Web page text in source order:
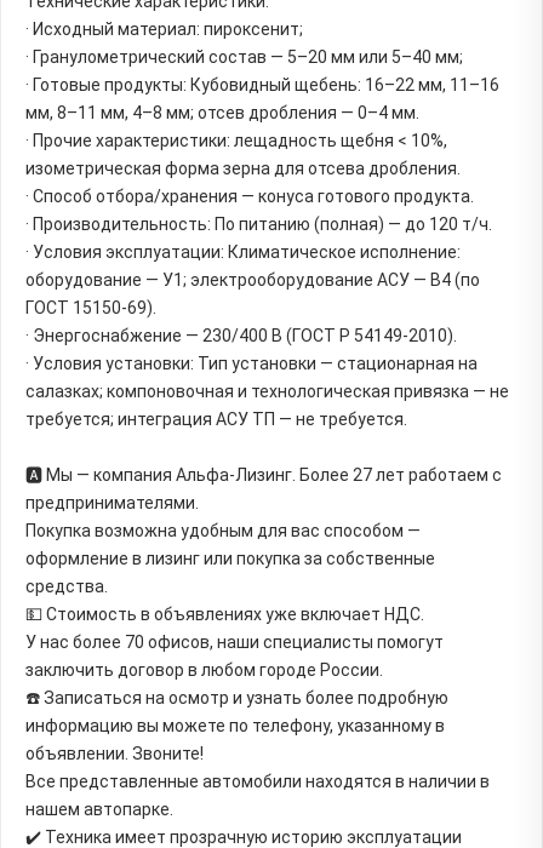
· Исходный материал: пироксенит;
· Гранулометрический состав — 5–20 мм или 5–40 мм;
· Готовые продукты: Кубовидный щебень: 16–22 мм, 11–16
мм, 8–11 мм, 4–8 мм; отсев дробления — 0–4 мм.
· Прочие характеристики: лещадность щебня < 10%,
изометрическая форма зерна для отсева дробления.
· Способ отбора/хранения — конуса готового продукта.
· Производительность: По питанию (полная) — до 120 т/ч.
· Условия эксплуатации: Климатическое исполнение:
оборудование — У1; электрооборудование АСУ — В4 (по
ГОСТ 15150-69).
· Энергоснабжение — 230/400 В (ГОСТ Р 54149-2010).
· Условия установки: Тип установки — стационарная на
салазках; компоновочная и технологическая привязка — не
требуется; интеграция АСУ ТП — не требуется.
🅰️ Мы — компания Альфа-Лизинг. Более 27 лет работаем с
предпринимателями.
Покупка возможна удобным для вас способом —
оформление в лизинг или покупка за собственные
средства.
💵 Стоимость в объявлениях уже включает НДС.
У нас более 70 офисов, наши специалисты помогут
заключить договор в любом городе России.
☎️ Записаться на осмотр и узнать более подробную
информацию вы можете по телефону, указанному в
объявлении. Звоните!
Все представленные автомобили находятся в наличии в
нашем автопарке.
✔️ Техника имеет прозрачную историю эксплуатации